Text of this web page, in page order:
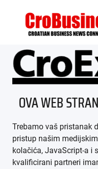
OVA WEB
Trebamo vaš pristanak
pristup našim
kolačića, JavaScript-a i
kvalificirani partneri